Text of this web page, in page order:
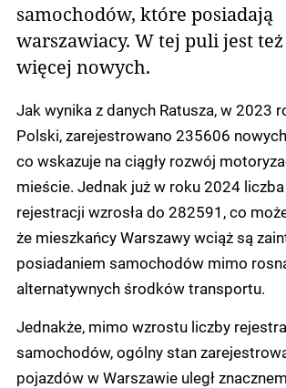
samochodów, które posiadają
warszawiacy. W tej puli jest
więcej nowych.
Jak wynika z danych Ratusza, w 2023
Polski, zarejestrowano 235606
co wskazuje na ciągły rozwój
mieście. Jednak już w roku 2024
rejestracji wzrosła do 282591, co
że mieszkańcy Warszawy wciąż są
posiadaniem samochodów mimo
alternatywnych środków transportu.
Jednakże, mimo wzrostu liczby
samochodów, ogólny stan
pojazdów w Warszawie uległ